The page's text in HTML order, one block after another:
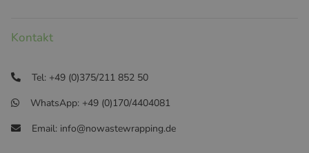
Kontakt
Tel: +49 (0)375/211 852 50
WhatsApp: +49 (0)170/4404081
Email: info@nowastewrapping.de